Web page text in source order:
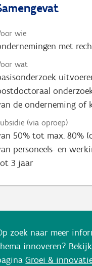
wie
met
wat
de onderneming of
(via oproep)
50% tot max. 80%
personeels- en
3 jaar
zoek naar meer
innoveren?
Groei &